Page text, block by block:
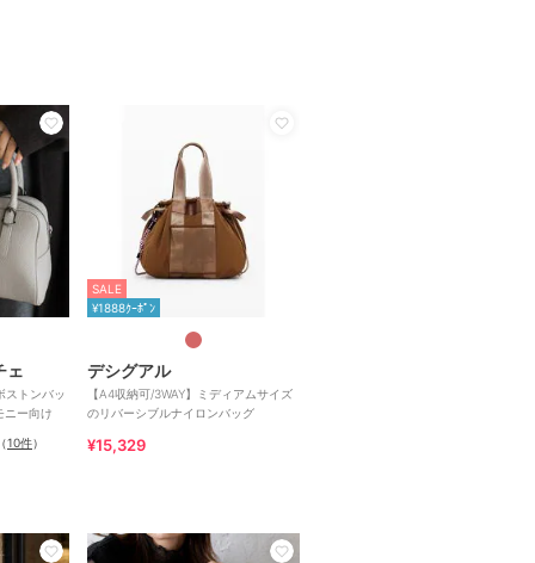
ェ
ストンバッ
ー向け
10件）
SALE
¥1888ｸｰﾎﾟﾝ
デシグアル
【A4収納可/3WAY】ミディアムサイズ
のリバーシブルナイロンバッグ
¥15,329